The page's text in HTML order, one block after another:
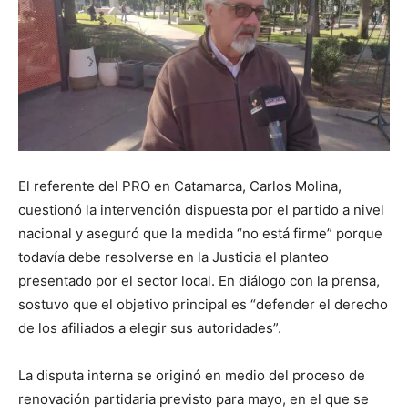
El referente del PRO en Catamarca, Carlos Molina,
cuestionó la intervención dispuesta por el partido a nivel
nacional y aseguró que la medida “no está firme” porque
todavía debe resolverse en la Justicia el planteo
presentado por el sector local. En diálogo con la prensa,
sostuvo que el objetivo principal es “defender el derecho
de los afiliados a elegir sus autoridades”.
La disputa interna se originó en medio del proceso de
renovación partidaria previsto para mayo, en el que se